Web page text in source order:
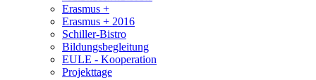
Erasmus +
Erasmus + 2016
Schiller-Bistro
Bildungsbegleitung
EULE - Kooperation
Projekttage